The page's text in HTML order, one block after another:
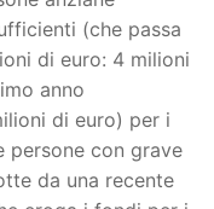
(che passa
di euro: 4 milioni
anno
di euro) per i
persone con grave
da una recente